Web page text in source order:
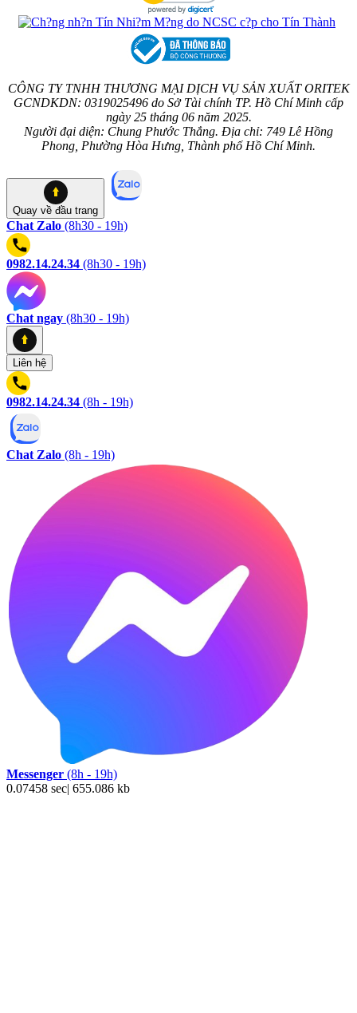
CÔNG TY TNHH THƯƠNG MẠI DỊCH VỤ SẢN XUẤT ORITEK
GCNDKDN: 0319025496 do Sở Tài chính TP. Hồ Chí Minh cấp
ngày 25 tháng 06 năm 2025.
Người đại diện: Chung Phước Thắng. Địa chỉ: 749 Lê Hồng
Phong, Phường Hòa Hưng, Thành phố Hồ Chí Minh.
Quay về đầu trang
Chat Zalo (8h30 - 19h)
0982.14.24.34 (8h30 - 19h)
Chat ngay (8h30 - 19h)
Liên hệ
0982.14.24.34 (8h - 19h)
Chat Zalo (8h - 19h)
Messenger (8h - 19h)
0.07458 sec| 655.086 kb